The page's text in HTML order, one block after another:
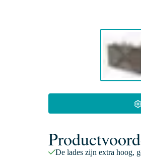
De lades zijn extra hoog,